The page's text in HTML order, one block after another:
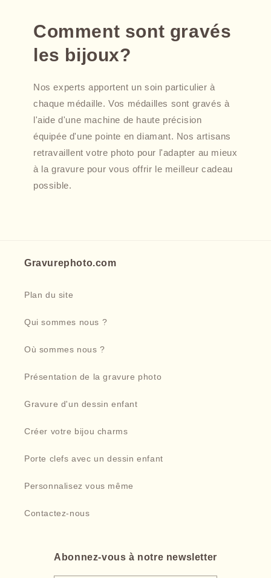
Comment sont gravés
les bijoux?
Nos experts apportent un soin particulier à
chaque médaille. Vos médailles sont gravés à
l'aide d'une machine de haute précision
équipée d'une pointe en diamant. Nos artisans
retravaillent votre photo pour l'adapter au mieux
à la gravure pour vous offrir le meilleur cadeau
possible.
Gravurephoto.com
Plan du site
Qui sommes nous ?
Où sommes nous ?
Présentation de la gravure photo
Gravure d'un dessin enfant
Créer votre bijou charms
Porte clefs avec un dessin enfant
Personnalisez vous même
Contactez-nous
Abonnez-vous à notre newsletter